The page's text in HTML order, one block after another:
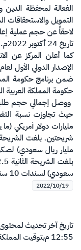
الفعالة لمحفظة الدين
التمويل والاستحقاقات
لاحقاً عن حجم عملية
تاريخ 24 أكتوبر 2022م.
كما أعلن المركز عن
ضمن برنامج حكومة
حكومة المملكة العربية
سعودي) لسندات 10 سنوات تستحق في عام 2032م.
2022/10/19
تاريخ آخر تحديث
12:55 م
بتوقيت